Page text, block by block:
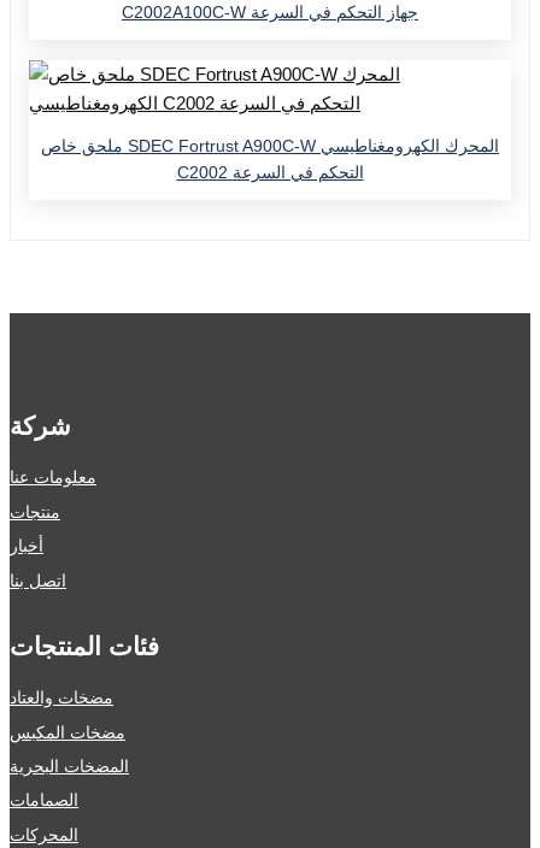
C2002A100C-W جهاز التحكم في السرعة
ملحق خاص SDEC Fortrust A900C-W المحرك الكهرومغناطيسي
C2002 التحكم في السرعة
شركة
معلومات عنا
منتجات
أخبار
اتصل بنا
فئات المنتجات
مضخات والعتاد
مضخات المكبس
المضخات البحرية
الصمامات
المحركات